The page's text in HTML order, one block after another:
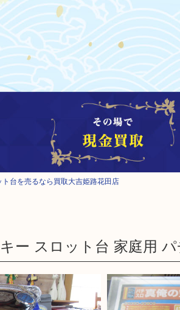
台を売るなら買取大吉姫路花田店
ー スロット台 家庭用 パ